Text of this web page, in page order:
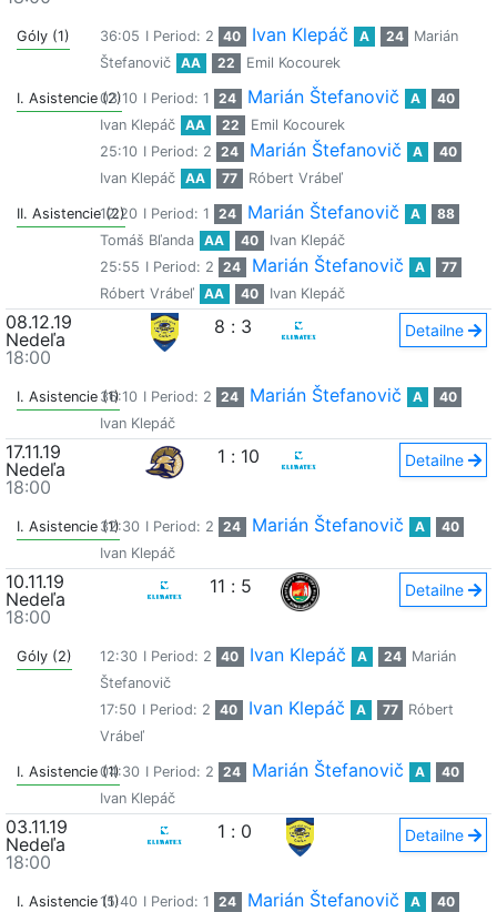
Góly (1) 36:05 I Period: 2 40 Ivan Klepáč A 24
Marián
Štefanovič
AA 22 Emil Kocourek
I. Asistencie (2)
03:10 I Period: 1 24 Marián Štefanovič A
40
Ivan Klepáč
AA 22
Emil Kocourek
25:10 I Period: 2 24 Marián Štefanovič A
40
Ivan Klepáč
AA 77 Róbert Vrábeľ
II. Asistencie (2)
12:20 I Period: 1 24 Marián Štefanovič A
88
Tomáš Bľanda
AA 40
Ivan Klepáč
25:55 I Period: 2 24 Marián Štefanovič A
77
Róbert Vrábeľ
AA 40 Ivan Klepáč
08.12.19
Nedeľa
18:00
8 : 3 Detailne
I. Asistencie (1)36:10 I Period: 2 24 Marián Štefanovič A
40
Ivan Klepáč
17.11.19
Nedeľa
18:00
1 : 10 Detailne
I. Asistencie (1)32:30 I Period: 2 24 Marián Štefanovič A
40
Ivan Klepáč
10.11.19
Nedeľa
18:00
11 : 5 Detailne
Góly (2) 12:30 I Period: 2 40 Ivan Klepáč A 24
Marián
Štefanovič
17:50 I Period: 2 40 Ivan Klepáč A 77
Róbert
Vrábeľ
I. Asistencie (1)04:30 I Period: 2 24 Marián Štefanovič A
40
Ivan Klepáč
03.11.19
Nedeľa
18:00
1 : 0 Detailne
I. Asistencie (1)15:40 I Period: 1 24 Marián Štefanovič A
40